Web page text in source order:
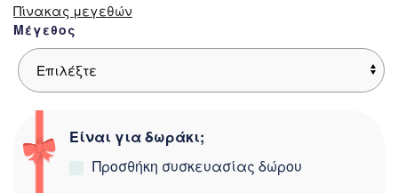
Πίνακας μεγεθών
Μέγεθος
Είναι για δωράκι;
Προσθήκη συσκευασίας δώρου